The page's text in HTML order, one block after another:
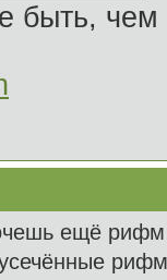
быть, чем
ещё рифм
усечённые